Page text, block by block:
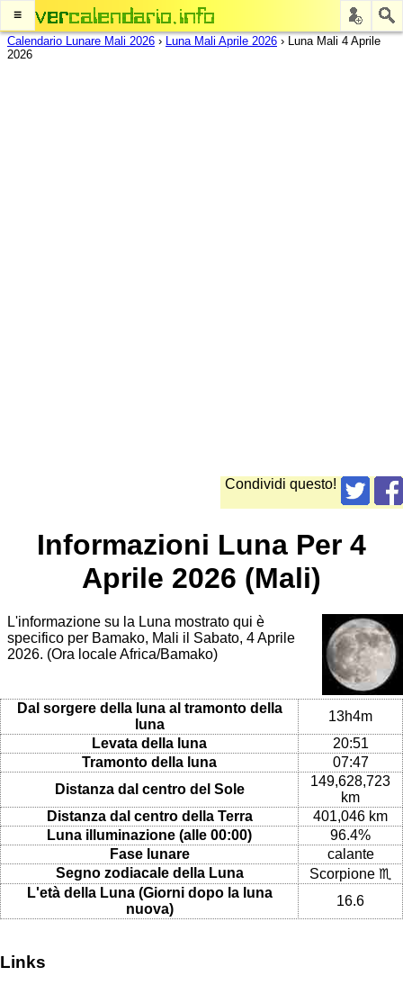
≡
Calendario Lunare Mali 2026 › Luna Mali Aprile 2026 › Luna Mali 4 Aprile
2026
Condividi questo!
Informazioni Luna Per 4
Aprile 2026 (Mali)
L'informazione su la Luna mostrato qui è
specifico per Bamako, Mali il Sabato, 4 Aprile
2026. (Ora locale Africa/Bamako)
Dal sorgere della luna al tramonto della
luna
13h4m
Levata della luna
20:51
Tramonto della luna
07:47
Distanza dal centro del Sole
149,628,723
km
Distanza dal centro della Terra
401,046 km
Luna illuminazione (alle 00:00)
96.4%
Fase lunare
calante
Segno zodiacale della Luna
Scorpione ♏
L'età della Luna (Giorni dopo la luna
nuova)
16.6
Links